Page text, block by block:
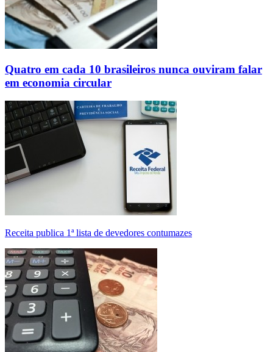
Quatro em cada 10 brasileiros nunca ouviram falar
em economia circular
Receita publica 1ª lista de devedores contumazes